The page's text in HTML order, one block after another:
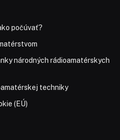
počúvať?
národných rádioamatérskych
techniky
(EÚ)